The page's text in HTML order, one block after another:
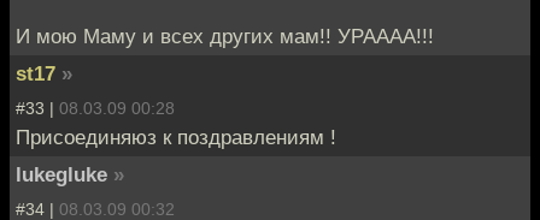
И мою Маму и всех других мам!! УРАААА!!!
st17 »
#33 | 08.03.09 00:28
Присоединяюз к поздравлениям !
lukegluke »
#34 | 08.03.09 00:32